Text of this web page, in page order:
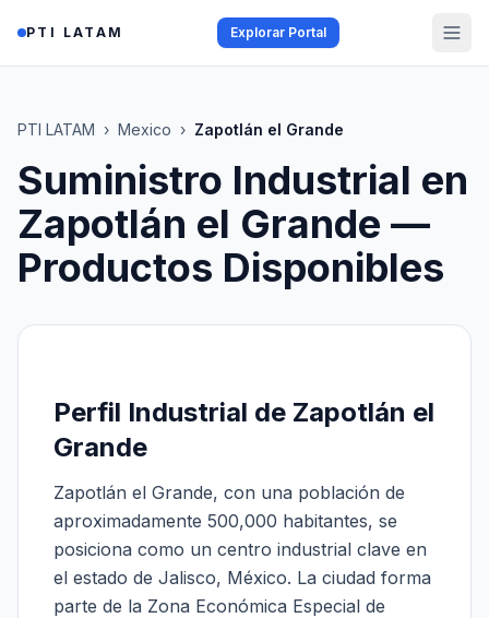
PTI LATAM Explorar Portal
PTI LATAM › Mexico › Zapotlán el Grande
Suministro Industrial en
Zapotlán el Grande —
Productos Disponibles
Perfil Industrial de Zapotlán el
Grande
Zapotlán el Grande, con una población de
aproximadamente 500,000 habitantes, se
posiciona como un centro industrial clave en
el estado de Jalisco, México. La ciudad forma
parte de la Zona Económica Especial de